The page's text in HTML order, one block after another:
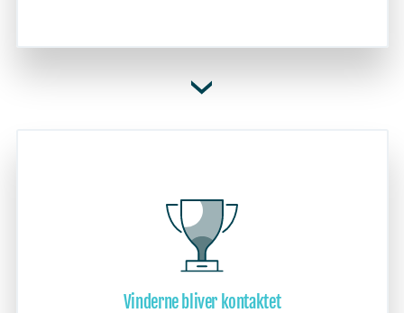
Vinderne bliver kontaktet